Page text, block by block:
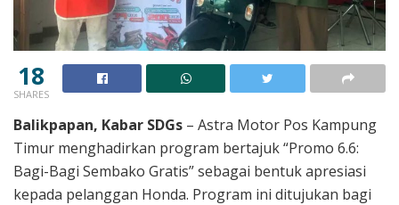
18
SHARES
Balikpapan, Kabar SDGs – Astra Motor Pos Kampung
Timur menghadirkan program bertajuk “Promo 6.6:
Bagi-Bagi Sembako Gratis” sebagai bentuk apresiasi
kepada pelanggan Honda. Program ini ditujukan bagi